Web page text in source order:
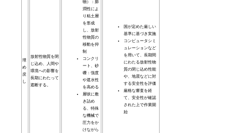
埋
め
戻
し
放射性物質を閉
じ込め、人間や
環境への影響を
長期にわたって
遮断する。
物）：膨
潤性によ
り粘土層
を形成
し、放射
性物質の
移動を抑
制
コンクリ
ート、砂
礫：強度
や遮水性
を高める
層状に敷
き詰め
る、特殊
な機械で
圧力をか
けながら
国が定めた厳しい
基準に基づき実施
コンピュータシミ
ュレーションなど
を用いて、長期間
にわたる放射性物
質の閉じ込め性能
や、地震などに対
する安全性を評価
厳格な審査を経
て、安全性が確認
された上で作業開
始